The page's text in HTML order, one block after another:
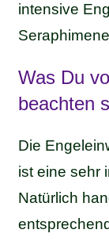
intensive
Was Du
beachten
Die
ist eine sehr
Natürlich